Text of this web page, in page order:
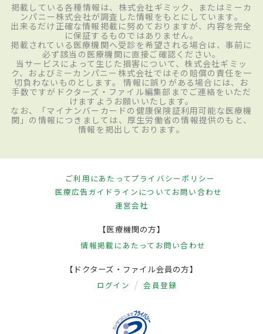
掲載している各種情報は、株式会社ギミック、またはミーカ
ンパニー株式会社が調査した情報をもとにしています。
出来るだけ正確な情報掲載に努めておりますが、内容を完全
に保証するものではありません。
掲載されている医療機関へ受診を希望される場合は、事前に
必ず該当の医療機関に直接ご確認ください。
当サービスによって生じた損害について、株式会社ギミッ
ク、およびミーカンパニー株式会社ではその賠償の責任を一
切負わないものとします。 情報に誤りがある場合には、お
手数ですがドクターズ・ファイル編集部までご連絡をいただ
けますようお願いいたします。
なお、「マイナンバーカードの健康保険証利用可能な医療機
関」の情報につきましては、厚生労働省の情報提供のもと、
情報を掲出しております。
ご利用にあたってプライバシーポリシー
医療広告ガイドラインについてお問い合わせ
運営会社
【医療機関の方】
情報掲載にあたって お問い合わせ
【ドクターズ・ファイル会員の方】
ログイン 会員登録